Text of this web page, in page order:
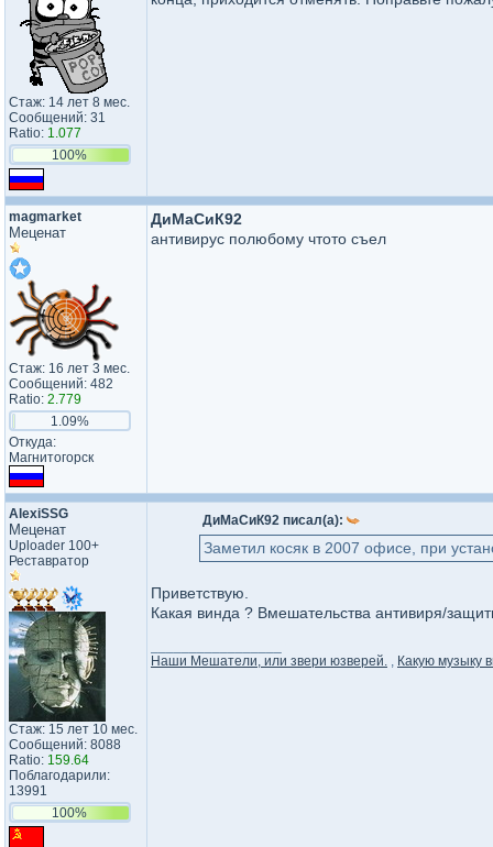
Стаж: 14 лет 8 мес.
Сообщений: 31
Ratio: 1.077
100%
magmarket
Меценат
Стаж: 16 лет 3 мес.
Сообщений: 482
Ratio: 2.779
1.09%
Откуда:
Магнитогорск
ДиМаСиК92
антивирус полюбому чтото съел
AlexiSSG
Меценат
Uploader 100+
Реставратор
Стаж: 15 лет 10 мес.
Сообщений: 8088
Ratio: 159.64
Поблагодарили:
13991
100%
ДиМаСиК92 писал(а):
Заметил косяк в 2007 офисе, при
Приветствую.
Какая винда ? Вмешательства антивиря/
Наши Мешатели, или звери юзверей. , Какую музыку